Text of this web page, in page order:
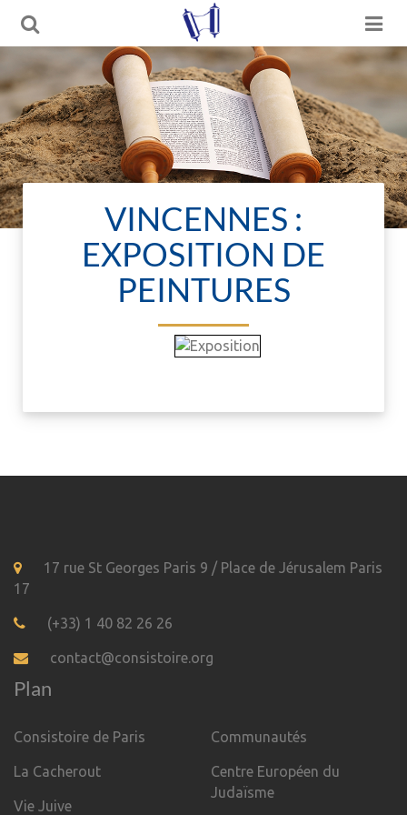
VINCENNES :
EXPOSITION DE
PEINTURES
17 rue St Georges Paris 9 / Place de Jérusalem Paris
17
(+33) 1 40 82 26 26
contact@consistoire.org
Plan
Consistoire de Paris
La Cacherout
Vie Juive
Communautés
Centre Européen du
Judaïsme